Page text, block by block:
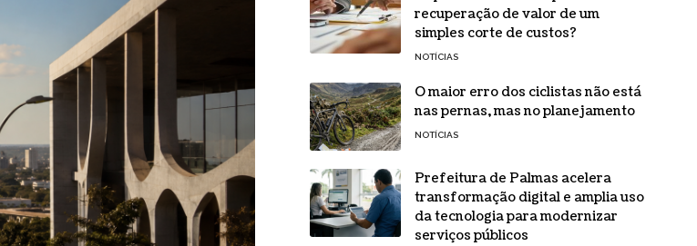
recuperação de valor de um
simples corte de custos?
NOTÍCIAS
O maior erro dos ciclistas não está
nas pernas, mas no planejamento
NOTÍCIAS
Prefeitura de Palmas acelera
transformação digital e amplia uso
da tecnologia para modernizar
serviços públicos